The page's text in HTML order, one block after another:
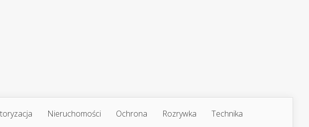
Nieruchomości Ochrona Rozrywka Technika